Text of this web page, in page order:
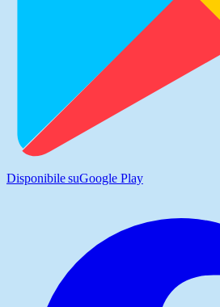
Disponibile suGoogle Play